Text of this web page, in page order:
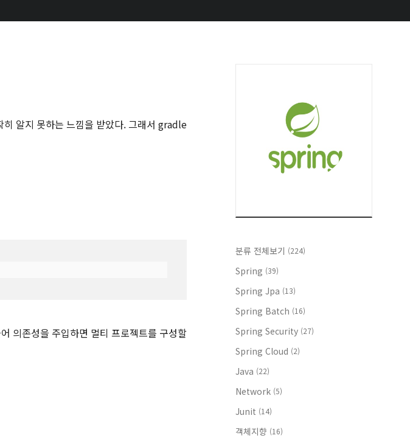
알지 못하는 느낌을 받았다. 그래서 gradle
의존성을 주입하면 멀티 프로젝트를 구성할
분류 전체보기 (224)
Spring (39)
Spring Jpa (13)
Spring Batch (16)
Spring Security (27)
Spring Cloud (2)
Java (22)
Network (5)
Junit (14)
객체지향 (16)